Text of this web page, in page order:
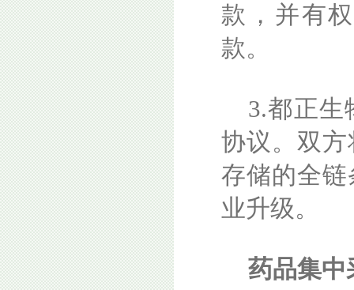
款，并有
款。
3.都正生
协议。双
存储的全
业升级。
药品集